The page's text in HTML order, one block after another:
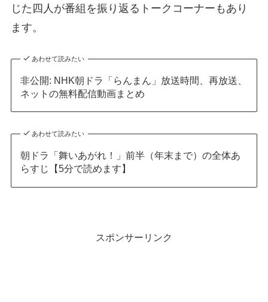
じた四人が番組を振り返るトークコーナーもあり
ます。
あわせて読みたい
非公開: NHK朝ドラ「らんまん」放送時間、再放送、
ネットの無料配信動画まとめ
あわせて読みたい
朝ドラ「舞いあがれ！」前半（年末まで）の全体あ
らすじ【5分で読めます】
スポンサーリンク